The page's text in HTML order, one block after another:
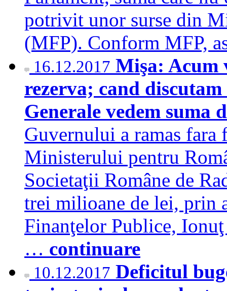
potrivit unor surse din
(MFP). Conform MFP,
16.12.2017 Mişa: Acum
rezerva; cand
Generale vedem suma
Guvernului a ramas
Ministerului pentru
Societaţii Române de
trei milioane de lei, prin
Finanţelor Publice,
… continuare
10.12.2017 Deficitul